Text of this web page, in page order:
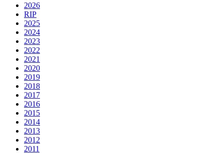
2026
RIP
2025
2024
2023
2022
2021
2020
2019
2018
2017
2016
2015
2014
2013
2012
2011